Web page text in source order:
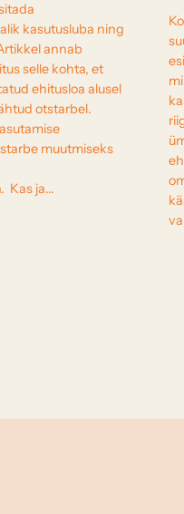
kasutusluba ning
annab
selle kohta, et
ehitusloa alusel
otstarbel.
muutmiseks
Kas ja…